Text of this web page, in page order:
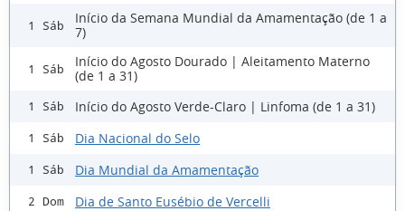
1 Sáb
Início da Semana Mundial da Amamentação (de 1 a
7)
1 Sáb
Início do Agosto Dourado | Aleitamento Materno
(de 1 a 31)
1 Sáb Início do Agosto Verde-Claro | Linfoma (de 1 a 31)
1 Sáb Dia Nacional do Selo
1 Sáb Dia Mundial da Amamentação
2 Dom Dia de Santo Eusébio de Vercelli